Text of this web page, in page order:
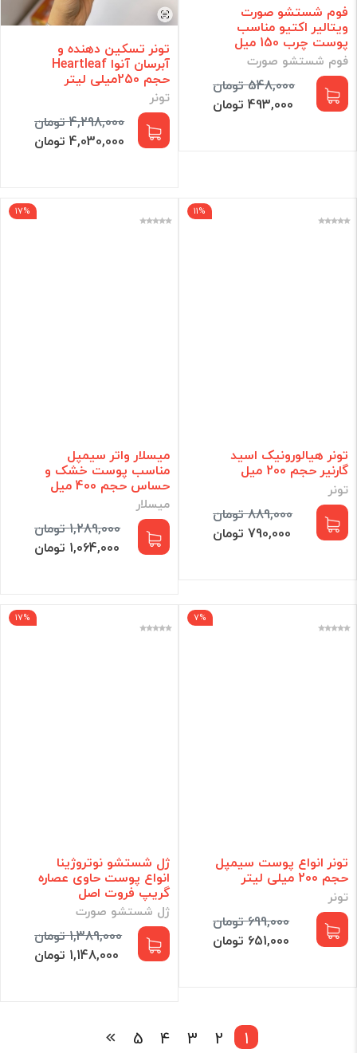
فوم شستشو صورت
ویتالیر اکتیو مناسب
پوست چرب 150 میل
فوم شستشو صورت
548,000 تومان
493,000 تومان
تونر تسکین دهنده و
آبرسان آنوا Heartleaf
حجم 250میلی لیتر
تونر
4,298,000 تومان
4,030,000 تومان
11%
تونر هیالورونیک اسید
گارنیر حجم 200 میل
تونر
889,000 تومان
790,000 تومان
17%
میسلار واتر سیمپل
مناسب پوست خشک و
حساس حجم 400 میل
میسلار
1,289,000 تومان
1,064,000 تومان
7%
تونر انواع پوست سیمپل
حجم 200 میلی لیتر
تونر
699,000 تومان
651,000 تومان
17%
ژل شستشو نوتروژینا
انواع پوست حاوی عصاره
گریپ فروت اصل
ژل شستشو صورت
1,389,000 تومان
1,148,000 تومان
1
2
3
4
5